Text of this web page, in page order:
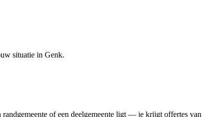
situatie in Genk.
of een deelgemeente ligt — je krijgt offertes van